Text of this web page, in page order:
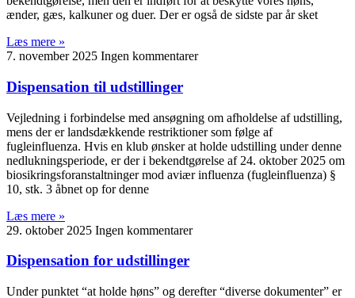
ænder, gæs, kalkuner og duer. Der er også de sidste par år sket
Læs mere »
7. november 2025 Ingen kommentarer
Dispensation til udstillinger
Vejledning i forbindelse med ansøgning om afholdelse af udstilling,
mens der er landsdækkende restriktioner som følge af
fugleinfluenza. Hvis en klub ønsker at holde udstilling under denne
nedlukningsperiode, er der i bekendtgørelse af 24. oktober 2025 om
biosikringsforanstaltninger mod aviær influenza (fugleinfluenza) §
10, stk. 3 åbnet op for denne
Læs mere »
29. oktober 2025 Ingen kommentarer
Dispensation for udstillinger
Under punktet “at holde høns” og derefter “diverse dokumenter” er